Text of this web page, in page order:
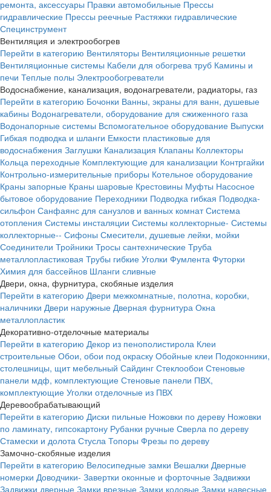
ремонта, аксессуары Правки автомобильные Прессы
гидравлические Прессы реечные Растяжки гидравлические
Специнструмент
Вентиляция и электрообогрев
Перейти в категорию Вентиляторы Вентиляционные решетки
Вентиляционные системы Кабели для обогрева труб Камины и
печи Теплые полы Электрообогреватели
Водоснабжение, канализация, водонагреватели, радиаторы, газ
Перейти в категорию Бочонки Ванны, экраны для ванн, душевые
кабины Водонагреватели, оборудование для сжиженного газа
Водонапорные системы Вспомогательное оборудование Выпуски
Гибкая подводка и шланги Емкости пластиковые для
водоснабжения Заглушки Канализация Клапаны Коллекторы
Кольца переходные Комплектующие для канализации Контргайки
Контрольно-измерительные приборы Котельное оборудование
Краны запорные Краны шаровые Крестовины Муфты Насосное
бытовое оборудование Переходники Подводка гибкая Подводка-
сильфон Санфаянс для санузлов и ванных комнат Система
отопления Системы инсталяции Системы коллекторные- Системы
коллекторные-- Сифоны Смесители, душевые лейки, мойки
Соединители Тройники Тросы сантехнические Труба
металлопластиковая Трубы гибкие Уголки Фумлента Футорки
Химия для бассейнов Шланги сливные
Двери, окна, фурнитура, скобяные изделия
Перейти в категорию Двери межкомнатные, полотна, коробки,
наличники Двери наружные Дверная фурнитура Окна
металлопластик
Декоративно-отделочные материалы
Перейти в категорию Декор из пенополистирола Клеи
строительные Обои, обои под окраску Обойные клеи Подоконники,
столешницы, щит мебельный Сайдинг Стеклообои Стеновые
панели мдф, комплектующие Стеновые панели ПВХ,
комплектующие Уголки отделочные из ПВХ
Деревообрабатывающий
Перейти в категорию Диски пильные Ножовки по дереву Ножовки
по ламинату, гипсокартону Рубанки ручные Сверла по дереву
Стамески и долота Стусла Топоры Фрезы по дереву
Замочно-скобяные изделия
Перейти в категорию Велосипедные замки Вешалки Дверные
номерки Доводчики- Завертки оконные и форточные Задвижки
Задвижки дверные Замки врезные Замки кодовые Замки навесные